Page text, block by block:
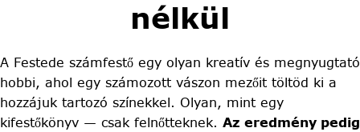
nélkül
A Festede számfestő egy olyan kreatív és megnyugtató
hobbi, ahol egy számozott vászon mezőit töltöd ki a
hozzájuk tartozó színekkel. Olyan, mint egy
kifestőkönyv — csak felnőtteknek. Az eredmény pedig